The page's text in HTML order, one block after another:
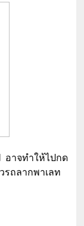
อาจทำให้ไปกด
ถลากพาเลท